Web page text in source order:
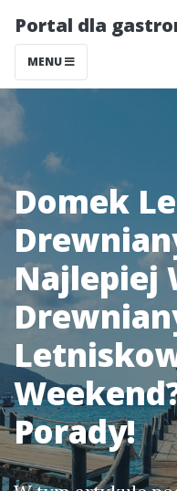
Portal dla
MENU
Domek
Najlepiej
Porady!